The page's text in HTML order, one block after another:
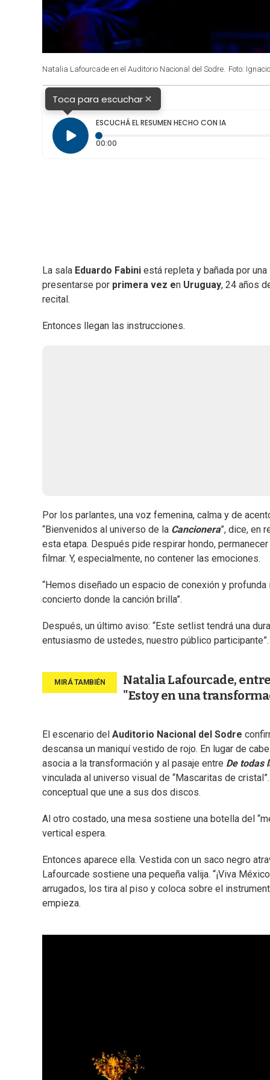
Natalia Lafourcade en el Auditorio Nacional del Sodre. Foto:
Toca para escuchar×
ESCUCHÁ EL RESUMEN HECHO CON IA
00:00
La sala Eduardo Fabini está repleta y bañada por
presentarse por primera vez en Uruguay, 24 años
recital.
Entonces llegan las instrucciones.
Por los parlantes, una voz femenina, calma y de
“Bienvenidos al universo de la Cancionera”, dice, en
esta etapa. Después pide respirar hondo,
filmar. Y, especialmente, no contener las emociones.
“Hemos diseñado un espacio de conexión y
concierto donde la canción brilla”.
Después, un último aviso: “Este setlist tendrá una
entusiasmo de ustedes, nuestro público participante”.
Natalia Lafourcade,
"Estoy en una
El escenario del Auditorio Nacional del Sodre
descansa un maniquí vestido de rojo. En lugar de
asocia a la transformación y al pasaje entre De todas
vinculada al universo visual de “Mascaritas de
conceptual que une a sus dos discos.
Al otro costado, una mesa sostiene una botella del
vertical espera.
Entonces aparece ella. Vestida con un saco negro
Lafourcade sostiene una pequeña valija. “¡Viva
arrugados, los tira al piso y coloca sobre el
empieza.